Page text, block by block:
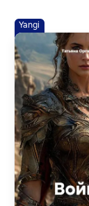
Yangi